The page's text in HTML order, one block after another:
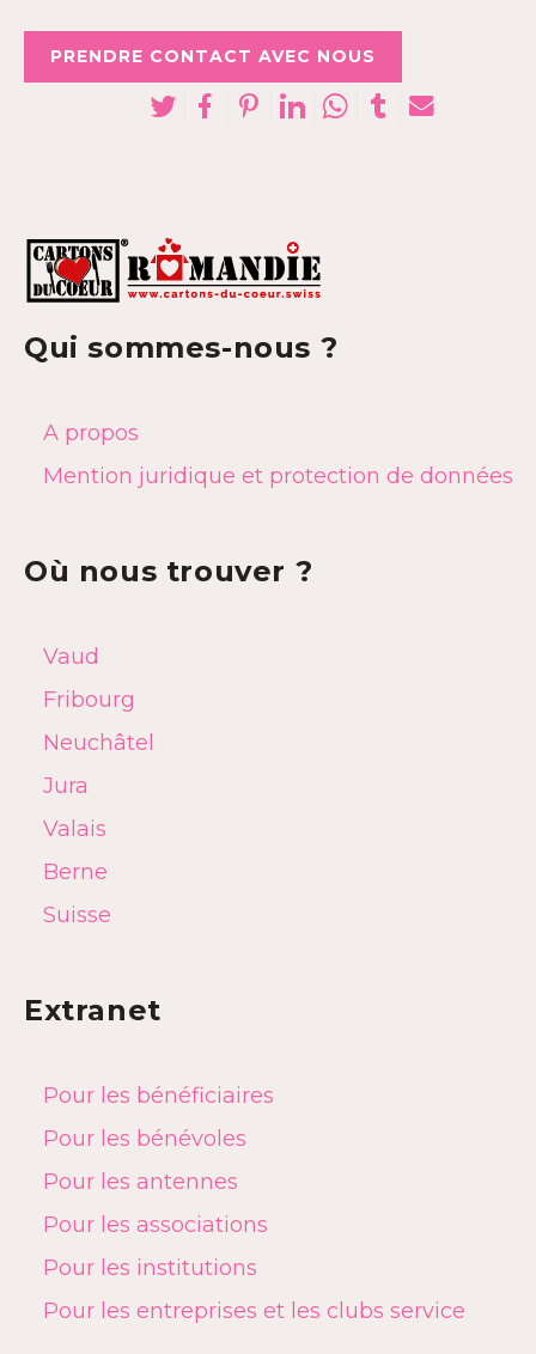
PRENDRE CONTACT AVEC NOUS
Qui sommes-nous ?
A propos
Mention juridique et protection de données
Où nous trouver ?
Vaud
Fribourg
Neuchâtel
Jura
Valais
Berne
Suisse
Extranet
Pour les bénéficiaires
Pour les bénévoles
Pour les antennes
Pour les associations
Pour les institutions
Pour les entreprises et les clubs service